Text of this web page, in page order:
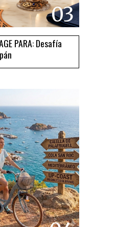
03
PARA: Desafía